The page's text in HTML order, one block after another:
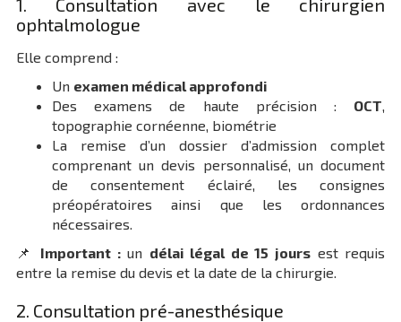
ophtalmologue
Elle comprend :
Un examen médical approfondi
Des examens de haute précision : OCT
topographie cornéenne, biométrie
La remise d’un dossier d’admission complet
comprenant un devis personnalisé, un document
de consentement éclairé, les consignes
préopératoires ainsi que les ordonnances
nécessaires.
📌 Important :un délai légal de 15 jours est requis
entre la remise du devis et la date de la chirurgie.
2. Consultation pré-anesthésique